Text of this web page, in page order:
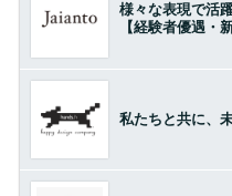
様々な表現で活
【経験者優遇・
私たちと共に、